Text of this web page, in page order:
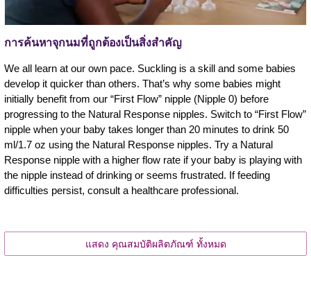
การค้นหาจุกนมที่ถูกต้องเป็นสิ่งสำคัญ
We all learn at our own pace. Suckling is a skill and some babies
develop it quicker than others. That’s why some babies might
initially benefit from our “First Flow” nipple (Nipple 0) before
progressing to the Natural Response nipples. Switch to “First Flow”
nipple when your baby takes longer than 20 minutes to drink 50
ml/1.7 oz using the Natural Response nipples. Try a Natural
Response nipple with a higher flow rate if your baby is playing with
the nipple instead of drinking or seems frustrated. If feeding
difficulties persist, consult a healthcare professional.
แสดง คุณสมบัติผลิตภัณฑ์ ทั้งหมด